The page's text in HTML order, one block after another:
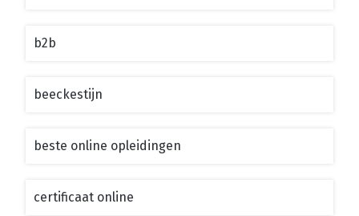
b2b
beeckestijn
beste online opleidingen
certificaat online